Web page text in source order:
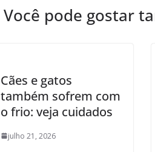
Você pode gostar
Cães e gatos
também sofrem com
o frio: veja cuidados
julho 21, 2026